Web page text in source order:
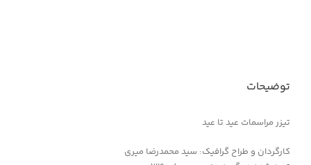
توضیحات
تیزر مراسمات عید تا عید
کارگردان و طراح گرافیک: سید محمدرضا میری